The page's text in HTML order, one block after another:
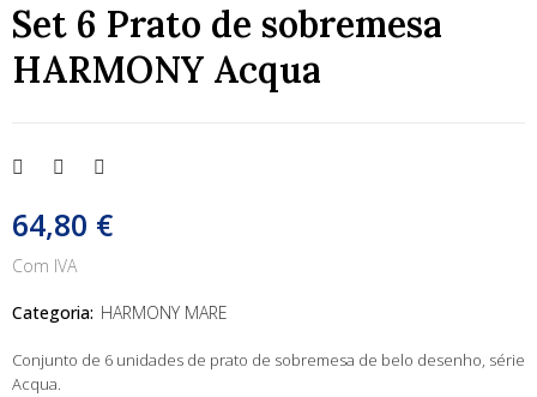
Set 6 Prato de sobremesa
HARMONY Acqua
64,80 €
Com IVA
Categoria: HARMONY MARE
Conjunto de 6 unidades de prato de sobremesa de belo desenho, série
Acqua.